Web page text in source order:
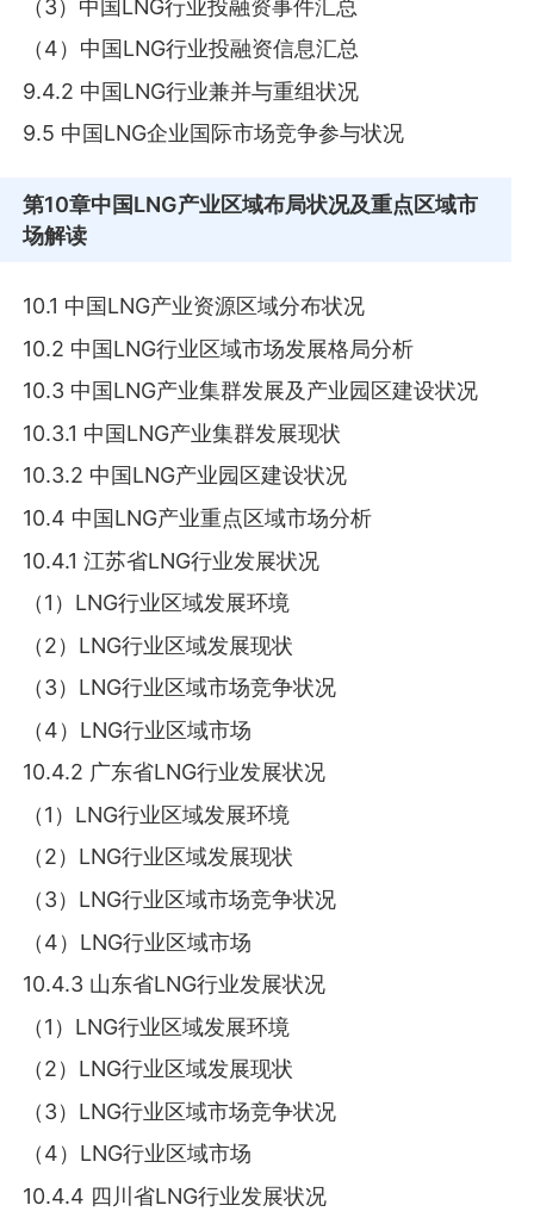
（3）中国LNG行业投融资事件汇总
（4）中国LNG行业投融资信息汇总
9.4.2 中国LNG行业兼并与重组状况
9.5 中国LNG企业国际市场竞争参与状况
第10章中国LNG产业区域布局状况及重点区域市
场解读
10.1 中国LNG产业资源区域分布状况
10.2 中国LNG行业区域市场发展格局分析
10.3 中国LNG产业集群发展及产业园区建设状况
10.3.1 中国LNG产业集群发展现状
10.3.2 中国LNG产业园区建设状况
10.4 中国LNG产业重点区域市场分析
10.4.1 江苏省LNG行业发展状况
（1）LNG行业区域发展环境
（2）LNG行业区域发展现状
（3）LNG行业区域市场竞争状况
（4）LNG行业区域市场
10.4.2 广东省LNG行业发展状况
（1）LNG行业区域发展环境
（2）LNG行业区域发展现状
（3）LNG行业区域市场竞争状况
（4）LNG行业区域市场
10.4.3 山东省LNG行业发展状况
（1）LNG行业区域发展环境
（2）LNG行业区域发展现状
（3）LNG行业区域市场竞争状况
（4）LNG行业区域市场
10.4.4 四川省LNG行业发展状况